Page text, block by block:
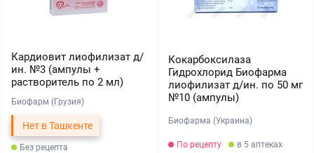
Кардиовит лиофилизат д/
ин. №3 (ампулы +
растворитель по 2 мл)
Биофарм (Грузия)
Нет в Ташкенте
Без рецепта
Кокарбоксилаза
Гидрохлорид Биофарма
лиофилизат д/ин. по 50 мг
№10 (ампулы)
Биофарма (Украина)
По рецепту в 5 аптеках